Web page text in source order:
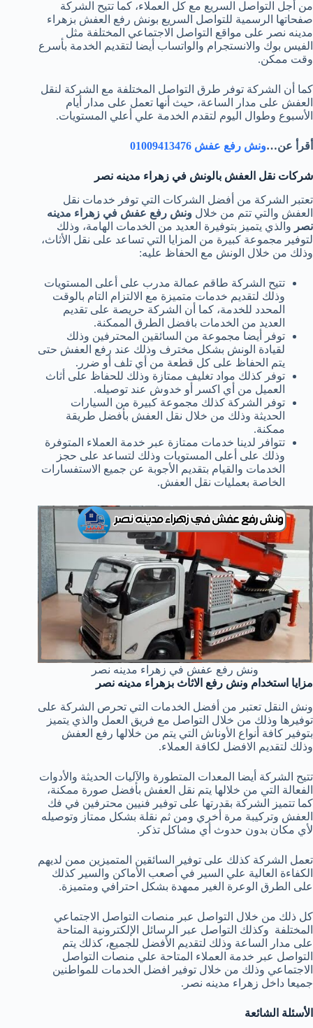
من أجل التواصل السريع مع كل العملاء، كما تتيح الشركة
صفحاتها الرسمية للتواصل السريع بونش رفع العفش بزهراء
مدينه نصر على مواقع التواصل الاجتماعي المختلفة مثل
الفيس بوك والانستجرام والواتساب أيضا لتقديم الخدمة بأسرع
وقت ممكن.
كما أن الشركة توفر طرق التواصل المختلفة مع الشركة لنقل
العفش على مدار الساعة، حيث أنها تعمل على مدار أيام
الأسبوع وطوال اليوم لتقدم الخدمة علي أعلي المستويات.
أقرأ عن…ونش رفع عفش 01009413476
شركات نقل العفش بالونش في زهراء مدينه نصر
تعتبر الشركة من أفضل الشركات التي توفر خدمات نقل
العفش والتي تتم من خلال ونش رفع عفش في زهراء مدينه
نصر والذي يتميز بتوفيرة العديد من الخدمات الهامة، وذلك
لتوفير مجموعة كبيرة من المزايا التي تساعد على نقل الأثاث،
وذلك من خلال الونش مع الحفاظ عليه:
تتيح الشركة طاقم عمالة مدرب على أعلى المستويات
وذلك لتقديم خدمات متميزة مع الالتزام التام بالوقت
المحدد للخدمة، كما أن الشركة حريصة على تقديم
العديد من الخدمات بافضل الطرق الممكنة.
توفر أيضا مجموعة من السائقين المحترفين وذلك
لقيادة الونش بشكل مخترف وذلك عند رفع العفش حتى
يتم الحفاظ على كل قطعة من أي تلف أو ضرر.
توفر كذلك مواد تغليف ممتازة وذلك للحفاظ على أثاث
العميل من أي اكسر أو خدوش عند توصيله.
توفر الشركة كذلك مجموعة كبيرة من السيارات
الحديثة وذلك من خلال نقل العفش بأفضل طريقة
ممكنة.
تتوافر لدينا خدمات ممتازة عبر خدمة العملاء المتوفرة
وذلك على أعلى المستويات وذلك لتساعد على حجز
الخدمات والقيام بتقديم الأجوبة عن جميع الاستفسارات
الخاصة بعمليات نقل العفش.
ونش رفع عفش في زهراء مدينه نصر
مزايا استخدام ونش رفع الاثاث بزهراء مدينه نصر
ونش النقل تعتبر من أفضل الخدمات التي تحرص الشركة على
توفيرها وذلك من خلال التواصل مع فريق العمل والذي يتميز
بتوفير كافة أنواع الأوناش التي يتم من خلالها رفع العفش
وذلك لتقديم الافضل لكافة العملاء.
تتيح الشركة أيضا المعدات المتطورة والآليات الحديثة والأدوات
الفعالة التي من خلالها يتم نقل العفش بأفضل صورة ممكنة،
كما تتميز الشركة بقدرتها على توفير فنيين محترفين في فك
العفش وتركيبة مرة أخري ومن ثم نقلة بشكل ممتاز وتوصيله
لأي مكان بدون حدوث أي مشاكل تذكر.
تعمل الشركة كذلك على توفير السائقين المتميزين ممن لديهم
الكفاءة العالية علي السير في أصعب الأماكن والسير كذلك
على الطرق الوعرة الغير ممهدة بشكل احترافي ومتميزة.
كل ذلك من خلال التواصل عبر منصات التواصل الاجتماعي
المختلفة وكذلك التواصل عبر الرسائل الإلكترونية المتاحة
على مدار الساعة وذلك لتقديم الأفضل للجميع، كذلك يتم
التواصل عبر خدمة العملاء المتاحة علي منصات التواصل
الاجتماعي وذلك من خلال توفير افضل الخدمات للمواطنين
جميعا داخل زهراء مدينه نصر.
الأسئلة الشائعة